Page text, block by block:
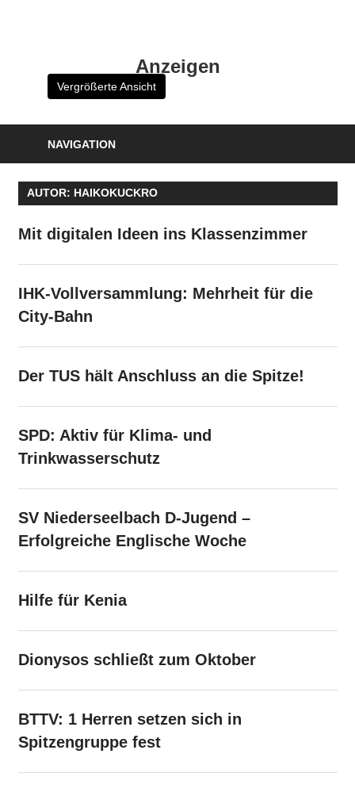
Anzeigen
Vergrößerte Ansicht
NAVIGATION
AUTOR: HAIKOKUCKRO
Mit digitalen Ideen ins Klassenzimmer
IHK-Vollversammlung: Mehrheit für die
City-Bahn
Der TUS hält Anschluss an die Spitze!
SPD: Aktiv für Klima- und
Trinkwasserschutz
SV Niederseelbach D-Jugend –
Erfolgreiche Englische Woche
Hilfe für Kenia
Dionysos schließt zum Oktober
BTTV: 1 Herren setzen sich in
Spitzengruppe fest